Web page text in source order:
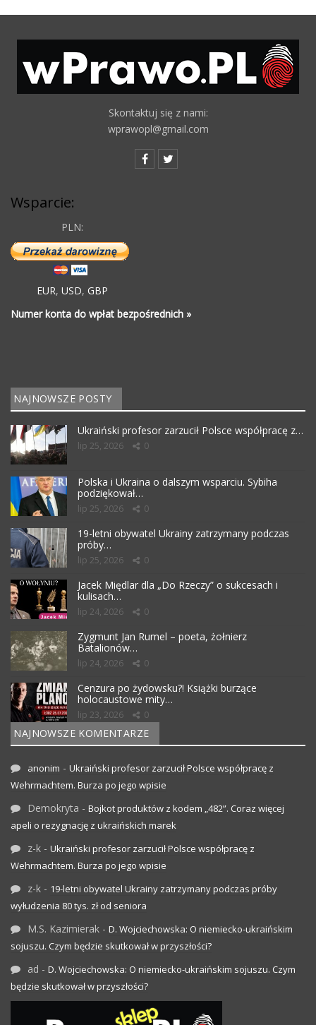
Skontaktuj się z nami:
wprawopl@gmail.com
Wsparcie:
PLN:
EUR, USD, GBP
Numer konta do wpłat bezpośrednich »
NAJNOWSZE POSTY
Ukraiński profesor zarzucił Polsce współpracę z…
lip 25, 2026 0
Polska i Ukraina o dalszym wsparciu. Sybiha
podziękował…
lip 25, 2026 0
19-letni obywatel Ukrainy zatrzymany podczas
próby…
lip 25, 2026 0
Jacek Międlar dla „Do Rzeczy” o sukcesach i
kulisach…
lip 24, 2026 0
Zygmunt Jan Rumel – poeta, żołnierz
Batalionów…
lip 24, 2026 0
Cenzura po żydowsku?! Książki burzące
holocaustowe mity…
lip 23, 2026 0
NAJNOWSZE KOMENTARZE
anonim - Ukraiński profesor zarzucił Polsce współpracę z
Wehrmachtem. Burza po jego wpisie
Demokryta - Bojkot produktów z kodem „482”. Coraz więcej
apeli o rezygnację z ukraińskich marek
z-k - Ukraiński profesor zarzucił Polsce współpracę z
Wehrmachtem. Burza po jego wpisie
z-k - 19-letni obywatel Ukrainy zatrzymany podczas próby
wyłudzenia 80 tys. zł od seniora
M.S. Kazimierak - D. Wojciechowska: O niemiecko-ukraińskim
sojuszu. Czym będzie skutkował w przyszłości?
ad - D. Wojciechowska: O niemiecko-ukraińskim sojuszu. Czym
będzie skutkował w przyszłości?